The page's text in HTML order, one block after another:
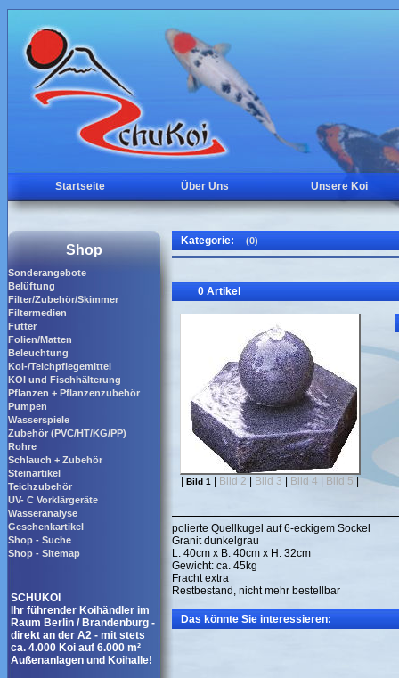
Startseite Über Uns Unsere Koi
Shop
Sonderangebote
Belüftung
Filter/Zubehör/Skimmer
Filtermedien
Futter
Folien/Matten
Beleuchtung
Koi-/Teichpflegemittel
KOI und Fischhälterung
Pflanzen + Pflanzenzubehör
Pumpen
Wasserspiele
Zubehör (PVC/HT/KG/PP)
Rohre
Schlauch + Zubehör
Steinartikel
Teichzubehör
UV- C Vorklärgeräte
Wasseranalyse
Geschenkartikel
Shop - Suche
Shop - Sitemap
SCHUKOI
Ihr führender Koihändler im
Raum Berlin / Brandenburg -
direkt an der A2 - mit stets
ca. 4.000 Koi auf 6.000 m²
Außenanlagen und Koihalle!
Kategorie: (0)
0 Artikel
Bild 1 Bild 2 Bild 3 Bild 4 Bild 5
polierte Quellkugel auf 6-eckigem Sockel
Granit dunkelgrau
L: 40cm x B: 40cm x H: 32cm
Gewicht: ca. 45kg
Fracht extra
Restbestand, nicht mehr bestellbar
Das könnte Sie interessieren: